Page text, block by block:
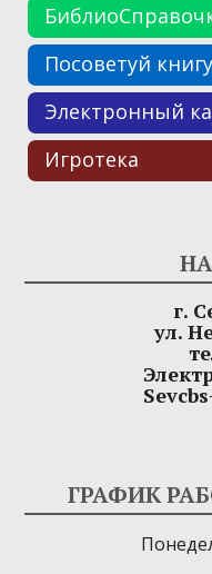
Посоветуй
Электронный
Игротека
г.
ул.
ГРАФИК